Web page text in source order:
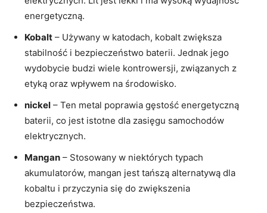
energetyczną.
Kobalt – Używany w katodach, kobalt zwiększa
stabilność i bezpieczeństwo baterii. Jednak jego
‌wydobycie budzi wiele kontrowersji, związanych z
etyką oraz wpływem na środowisko.
nickel – Ten metal poprawia gęstość energetyczną
baterii, co jest istotne ‌dla zasięgu samochodów
elektrycznych.
Mangan – Stosowany w niektórych typach
akumulatorów, mangan ​jest tańszą alternatywą dla
kobaltu i przyczynia się do zwiększenia
bezpieczeństwa.